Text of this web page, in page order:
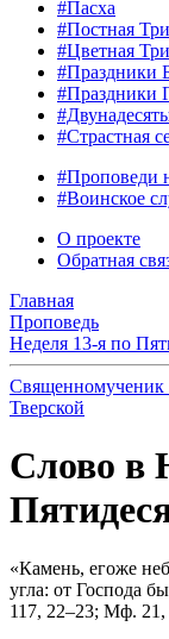
#Пасха
#Постная
#Цветная
#Праздники
#Праздники
#Страстная
#Проповеди
#Воинское
О проекте
Обратная
Главная
Проповедь
Неделя 13-я по
Священномученик
Тверской
Слово в
«Камень, егоже
угла: от Господа
117, 22–23; Мф. 21,